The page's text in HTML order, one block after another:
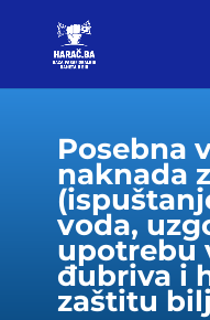
Posebna
naknada
voda,
upotrebu
đubriva i
zaštitu